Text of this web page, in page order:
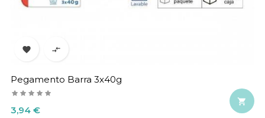
 
Pegamento Barra 3x40g
Precio
3,94 €
